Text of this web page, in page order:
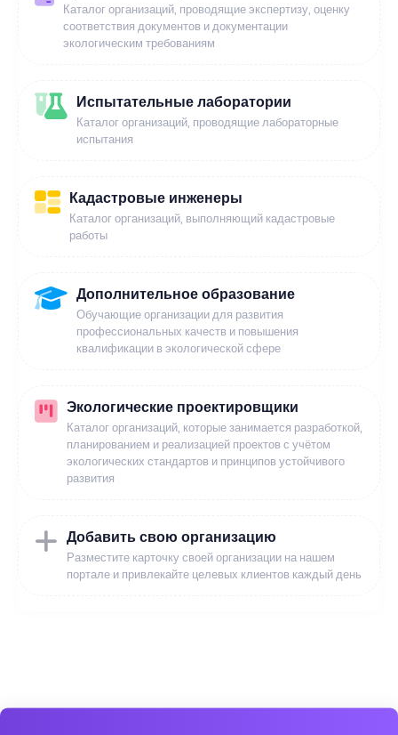
Каталог организаций, проводящие экспертизу, оценку
соответствия документов и документации
экологическим требованиям
Испытательные лаборатории
Каталог организаций, проводящие лабораторные
испытания
Кадастровые инженеры
Каталог организаций, выполняющий кадастровые
работы
Дополнительное образование
Обучающие организации для развития
профессиональных качеств и повышения
квалификации в экологической сфере
Экологические проектировщики
Каталог организаций, которые занимается разработкой,
планированием и реализацией проектов с учётом
экологических стандартов и принципов устойчивого
развития
Добавить свою организацию
Разместите карточку своей организации на нашем
портале и привлекайте целевых клиентов каждый день